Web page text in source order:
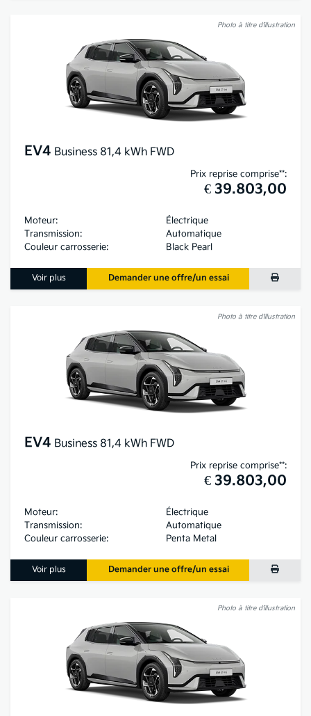
Photo à titre d’illustration
EV4 Business 81,4 kWh FWD
Prix reprise comprise**:
€ 39.803,00
Moteur:
Électrique
Transmission:
Automatique
Couleur carrosserie:
Black Pearl
Voir plus Demander une offre/un essai
Photo à titre d’illustration
EV4 Business 81,4 kWh FWD
Prix reprise comprise**:
€ 39.803,00
Moteur:
Électrique
Transmission:
Automatique
Couleur carrosserie:
Penta Metal
Voir plus Demander une offre/un essai
Photo à titre d’illustration